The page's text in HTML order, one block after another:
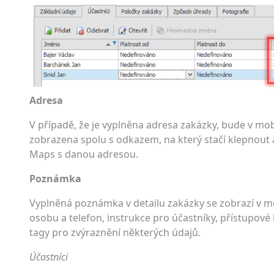
Adresa
V případě, že je vyplněna adresa zakázky, bude v
zobrazena spolu s odkazem, na který stačí
Maps s danou adresou.
Poznámka
Vyplněná poznámka v detailu zakázky se zobrazí v
osobu a telefon, instrukce pro účastníky,
tagy pro zvýraznění některých údajů.
Účastníci